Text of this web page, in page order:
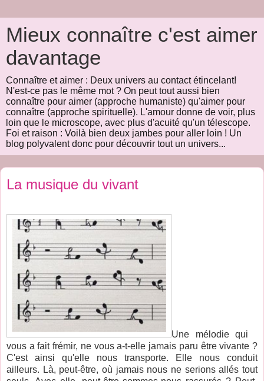
Mieux connaître c'est aimer
davantage
Connaître et aimer : Deux univers au contact étincelant!
N'est-ce pas le même mot ? On peut tout aussi bien
connaître pour aimer (approche humaniste) qu'aimer pour
connaître (approche spirituelle). L'amour donne de voir, plus
loin que le microscope, avec plus d'acuité qu'un télescope.
Foi et raison : Voilà bien deux jambes pour aller loin ! Un
blog polyvalent donc pour découvrir tout un univers...
La musique du vivant
Une mélodie qui
vous a fait frémir, ne vous a-t-elle jamais paru être vivante ?
C'est ainsi qu'elle nous transporte. Elle nous conduit
ailleurs. Là, peut-être, où jamais nous ne serions allés tout